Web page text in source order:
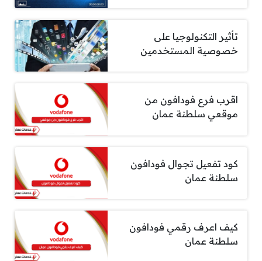
تأثير التكنولوجيا على
خصوصية المستخدمين
اقرب فرع فودافون من
موقعي سلطنة عمان
كود تفعيل تجوال فودافون
سلطنة عمان
كيف اعرف رقمي فودافون
سلطنة عمان